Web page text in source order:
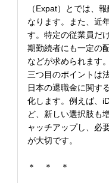
（Expat）とでは、
なります。また、近
す。特定の従業員だ
期勤続者にも一定の
などが求められます。
三つ目のポイントは
日本の退職金に関す
化します。例えば、
ど、新しい選択肢も
ャッチアップし、必
が大切です。
＊ ＊ ＊